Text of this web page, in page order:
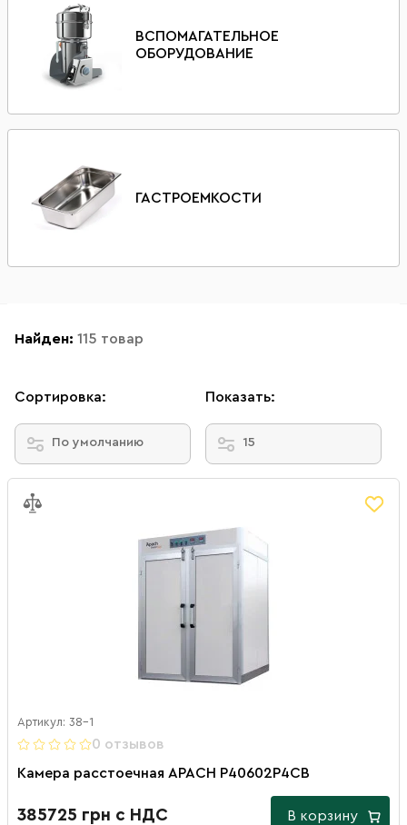
ВСПОМАГАТЕЛЬНОЕ
ОБОРУДОВАНИЕ
ГАСТРОЕМКОСТИ
Найден: 115 товар
Сортировка:
По умолчанию
Показать:
15
Артикул: 38-1
0 отзывов
Камера расстоечная APACH P40602P4CB
385725 грн с НДС В корзину